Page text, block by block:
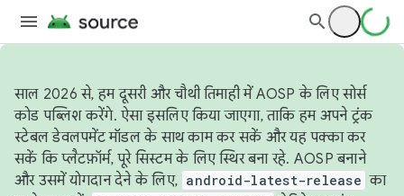
साल 2026 से, हम दूसरी और चौथी तिमाही में AOSP के लिए सोर्स
कोड पब्लिश करेंगे. ऐसा इसलिए किया जाएगा, ताकि हम अपने ट्रंक
स्टेबल डेवलपमेंट मॉडल के साथ काम कर सकें और यह पक्का कर
सकें कि प्लैटफ़ॉर्म, पूरे सिस्टम के लिए स्थिर बना रहे. AOSP बनाने
और उसमें योगदान देने के लिए, android-latest-release का